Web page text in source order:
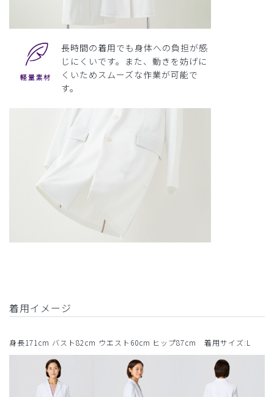
長時間の着用でも身体への負担が感
じにくいです。また、動きを妨げに
くいためスムーズな作業が可能で
す。
着用イメージ
身長171cm バスト82cm ウエスト60cm ヒップ87cm 着用サイズ:L